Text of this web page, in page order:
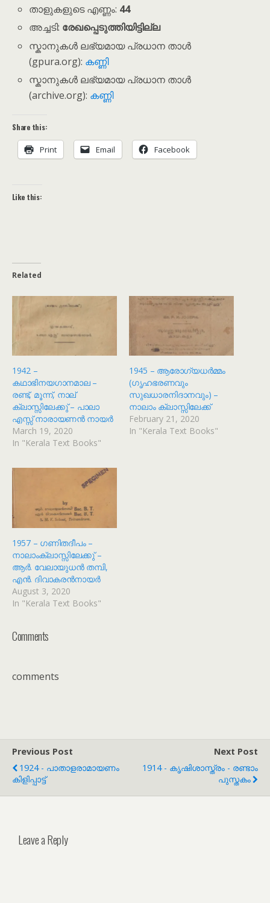
താളുകളുടെ എണ്ണം: 44
അച്ചടി: രേഖപ്പെടുത്തിയിട്ടില്ല
സ്കാനുകൾ ലഭ്യമായ പ്രധാന താൾ
(gpura.org): കണ്ണി
സ്കാനുകൾ ലഭ്യമായ പ്രധാന താൾ
(archive.org): കണ്ണി
Share this:
Print Email Facebook
Like this:
Related
1942 –
കഥാഭിനയഗാനമാല –
രണ്ട്, മൂന്ന്, നാല്
ക്ലാസ്സിലേക്കു് – പാലാ
എസ്സ് നാരായണൻ നായർ
March 19, 2020
In "Kerala Text Books"
1945 – ആരോഗ്യധർമ്മം
(ഗൃഹഭരണവും
സുഖധാരനിദാനവും) –
നാലാം ക്ലാസ്സിലേക്ക്
February 21, 2020
In "Kerala Text Books"
1957 – ഗണിതദീപം –
നാലാംക്ലാസ്സിലേക്കു് –
ആർ. വേലായുധൻ തമ്പി,
എൻ. ദിവാകരൻനായർ
August 3, 2020
In "Kerala Text Books"
Comments
comments
Previous Post
1924 - പാതാളരാമായണം
കിളിപ്പാട്ട്
Next Post
1914 - കൃഷിശാസ്ത്രം - രണ്ടാം
പുസ്തകം
Leave a Reply